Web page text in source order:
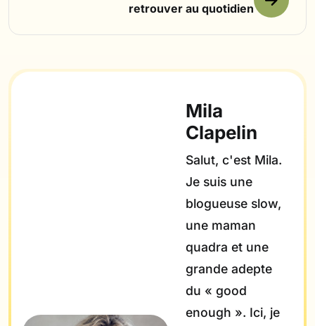
retrouver au quotidien
Mila
Clapelin
Salut, c'est Mila.
Je suis une
blogueuse slow,
une maman
quadra et une
grande adepte
du « good
enough ». Ici, je